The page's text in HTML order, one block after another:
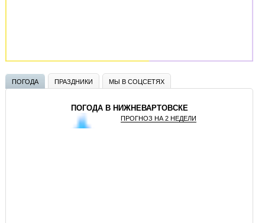
ПОГОДА ПРАЗДНИКИ МЫ В СОЦСЕТЯХ
ПОГОДА В НИЖНЕВАРТОВСКЕ
ПРОГНОЗ НА 2 НЕДЕЛИ